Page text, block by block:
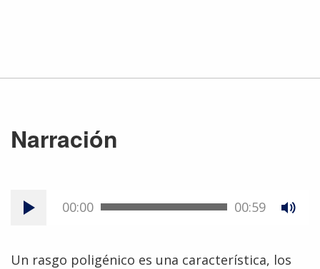
Narración
00:00 00:59
Un rasgo poligénico es una característica, los